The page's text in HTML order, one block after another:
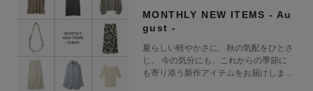
MONTHLY NEW ITEMS - Au
gust -
夏らしい軽やかさに、秋の気配をひとさ
じ。 今の気分にも、これからの季節に
も寄り添う新作アイテムをお届けしま